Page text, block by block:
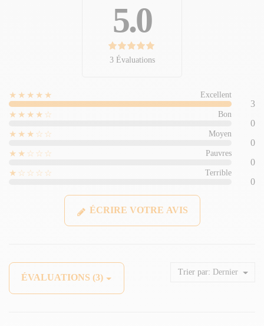
5.0
3 Évaluations
★★★★★ Excellent
3
★★★★☆
Bon
0
★★★☆☆
Moyen
0
★★☆☆☆
Pauvres
0
★☆☆☆☆
Terrible
0
ÉCRIRE VOTRE AVIS
ÉVALUATIONS (3)
Trier par: Dernier